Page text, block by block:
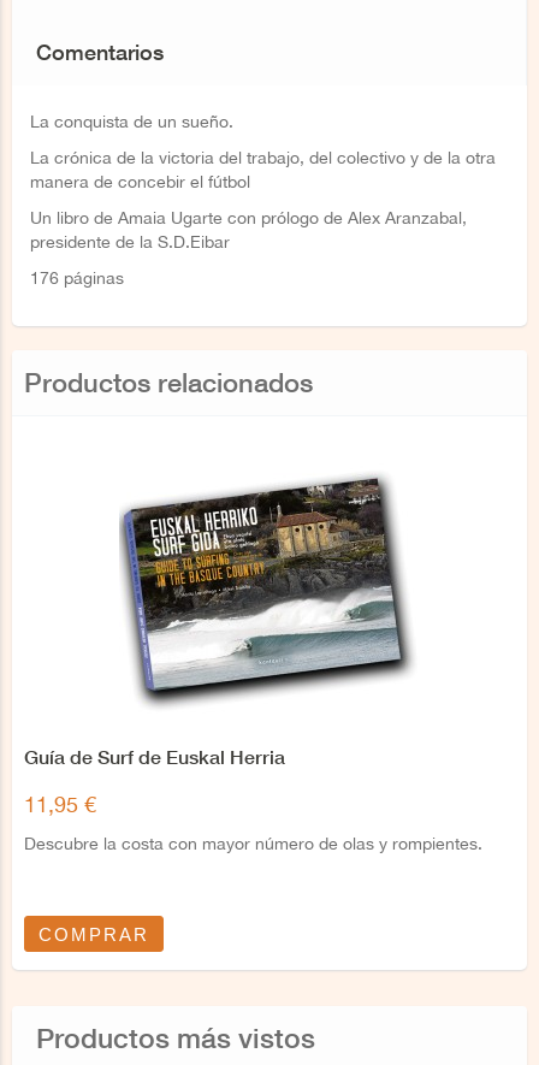
Comentarios
La conquista de un sueño.
La crónica de la victoria del trabajo, del colectivo y de la otra
manera de concebir el fútbol
Un libro de Amaia Ugarte con prólogo de Alex Aranzabal,
presidente de la S.D.Eibar
176 páginas
Productos relacionados
Guía de Surf de Euskal Herria
11,95 €
Descubre la costa con mayor número de olas y rompientes.
COMPRAR
Productos más vistos